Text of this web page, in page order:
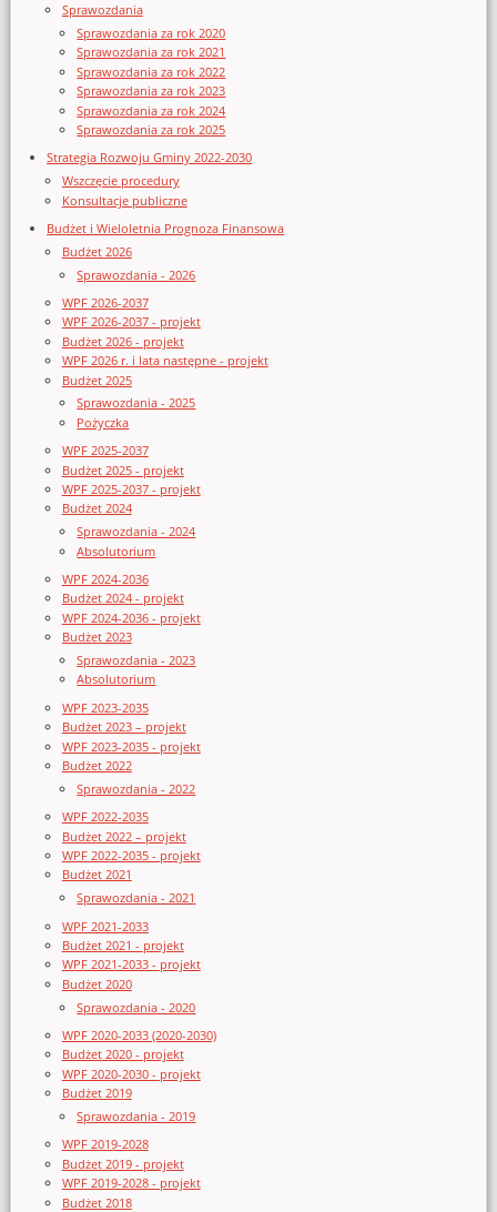
Sprawozdania
Sprawozdania za rok 2020
Sprawozdania za rok 2021
Sprawozdania za rok 2022
Sprawozdania za rok 2023
Sprawozdania za rok 2024
Sprawozdania za rok 2025
Strategia Rozwoju Gminy 2022-2030
Wszczęcie procedury
Konsultacje publiczne
Budżet i Wieloletnia Prognoza Finansowa
Budżet 2026
Sprawozdania - 2026
WPF 2026-2037
WPF 2026-2037 - projekt
Budżet 2026 - projekt
WPF 2026 r. i lata następne - projekt
Budżet 2025
Sprawozdania - 2025
Pożyczka
WPF 2025-2037
Budżet 2025 - projekt
WPF 2025-2037 - projekt
Budżet 2024
Sprawozdania - 2024
Absolutorium
WPF 2024-2036
Budżet 2024 - projekt
WPF 2024-2036 - projekt
Budżet 2023
Sprawozdania - 2023
Absolutorium
WPF 2023-2035
Budżet 2023 – projekt
WPF 2023-2035 - projekt
Budżet 2022
Sprawozdania - 2022
WPF 2022-2035
Budżet 2022 – projekt
WPF 2022-2035 - projekt
Budżet 2021
Sprawozdania - 2021
WPF 2021-2033
Budżet 2021 - projekt
WPF 2021-2033 - projekt
Budżet 2020
Sprawozdania - 2020
WPF 2020-2033 (2020-2030)
Budżet 2020 - projekt
WPF 2020-2030 - projekt
Budżet 2019
Sprawozdania - 2019
WPF 2019-2028
Budżet 2019 - projekt
WPF 2019-2028 - projekt
Budżet 2018